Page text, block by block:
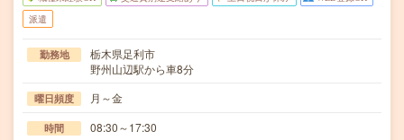
派遣
勤務地
栃木県足利市
野州山辺駅から車8分
曜日頻度 月～金
時間 08:30～17:30